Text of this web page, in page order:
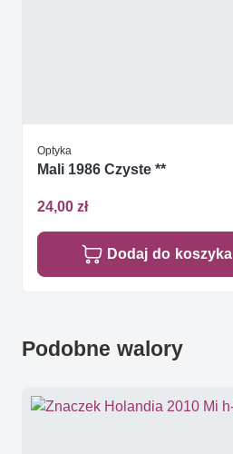
Optyka
Mali 1986 Czyste **
24,00 zł
Dodaj do koszyka
Podobne walory